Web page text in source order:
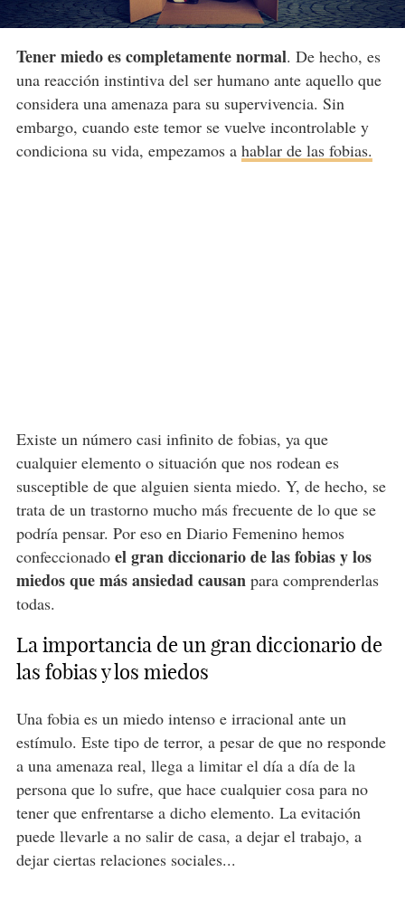
Tener miedo es completamente normal. De hecho, es
una reacción instintiva del ser humano ante aquello que
considera una amenaza para su supervivencia. Sin
embargo, cuando este temor se vuelve incontrolable y
condiciona su vida, empezamos a hablar de las fobias.
Existe un número casi infinito de fobias, ya que
cualquier elemento o situación que nos rodean es
susceptible de que alguien sienta miedo. Y, de hecho, se
trata de un trastorno mucho más frecuente de lo que se
podría pensar. Por eso en Diario Femenino hemos
confeccionado el gran diccionario de las fobias y los
miedos que más ansiedad causan para comprenderlas
todas.
La importancia de un gran diccionario de
las fobias y los miedos
Una fobia es un miedo intenso e irracional ante un
estímulo. Este tipo de terror, a pesar de que no responde
a una amenaza real, llega a limitar el día a día de la
persona que lo sufre, que hace cualquier cosa para no
tener que enfrentarse a dicho elemento. La evitación
puede llevarle a no salir de casa, a dejar el trabajo, a
dejar ciertas relaciones sociales...